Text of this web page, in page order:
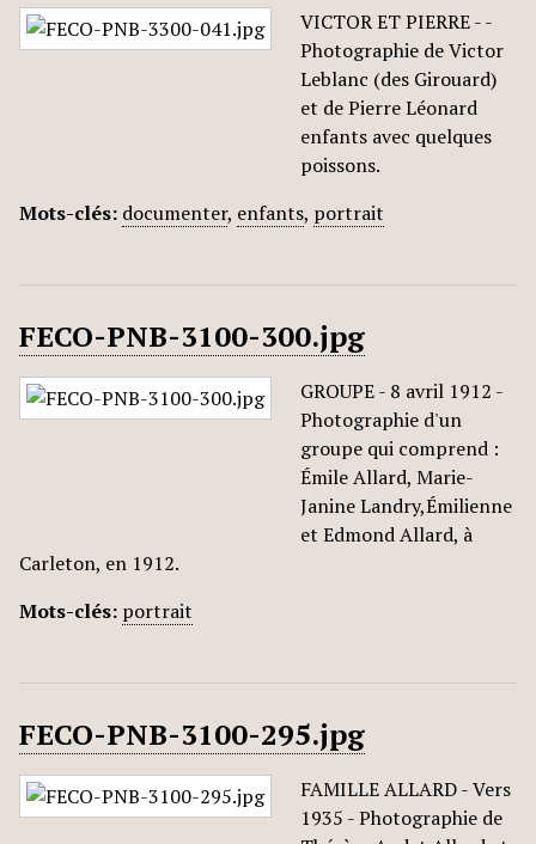
VICTOR ET PIERRE - -
Photographie de Victor
Leblanc (des Girouard)
et de Pierre Léonard
enfants avec quelques
poissons.
Mots-clés: documenter, enfants, portrait
FECO-PNB-3100-300.jpg
GROUPE - 8 avril 1912 -
Photographie d'un
groupe qui comprend :
Émile Allard, Marie-
Janine Landry,Émilienne
et Edmond Allard, à
Carleton, en 1912.
Mots-clés: portrait
FECO-PNB-3100-295.jpg
FAMILLE ALLARD - Vers
1935 - Photographie de